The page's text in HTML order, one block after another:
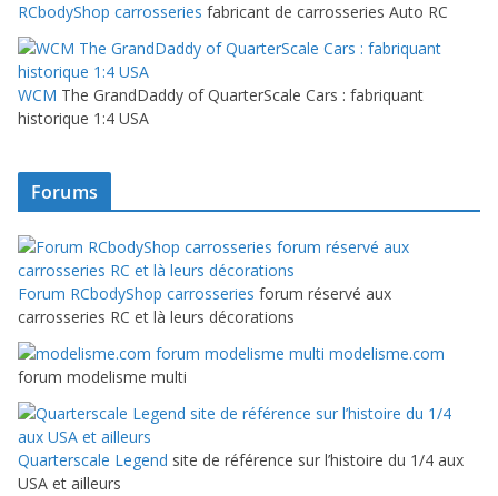
RCbodyShop carrosseries fabricant de carrosseries Auto RC
WCM The GrandDaddy of QuarterScale Cars : fabriquant
historique 1:4 USA
Forums
Forum RCbodyShop carrosseries forum réservé aux
carrosseries RC et là leurs décorations
modelisme.com
forum modelisme multi
Quarterscale Legend site de référence sur l’histoire du 1/4 aux
USA et ailleurs